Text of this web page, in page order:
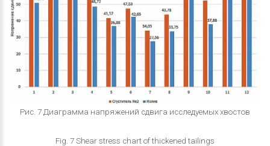
Рис. 7 Диаграмма напряжений сдвига исследуемых хвостов
Fig. 7 Shear stress chart of thickened tailings